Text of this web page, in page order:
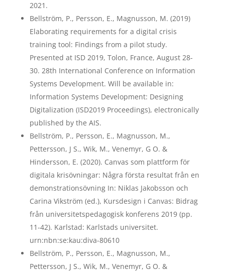
2021.
Bellström, P., Persson, E., Magnusson, M. (2019)
Elaborating requirements for a digital crisis
training tool: Findings from a pilot study.
Presented at ISD 2019, Tolon, France, August 28-
30. 28th International Conference on Information
Systems Development. Will be available in:
Information Systems Development: Designing
Digitalization (ISD2019 Proceedings), electronically
published by the AIS.
Bellström, P., Persson, E., Magnusson, M.,
Pettersson, J S., Wik, M., Venemyr, G O. &
Hindersson, E. (2020). Canvas som plattform för
digitala krisövningar: Några första resultat från en
demonstrationsövning In: Niklas Jakobsson och
Carina Vikström (ed.), Kursdesign i Canvas: Bidrag
från universitetspedagogisk konferens 2019 (pp.
11-42). Karlstad: Karlstads universitet.
urn:nbn:se:kau:diva-80610
Bellström, P., Persson, E., Magnusson, M.,
Pettersson, J S., Wik, M., Venemyr, G O. &